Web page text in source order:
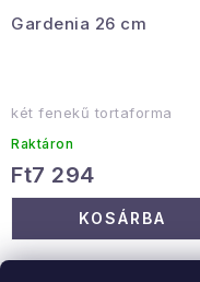
Gardenia 26 cm
két fenekű tortaforma
Raktáron
Ft7 294
KOSÁRBA